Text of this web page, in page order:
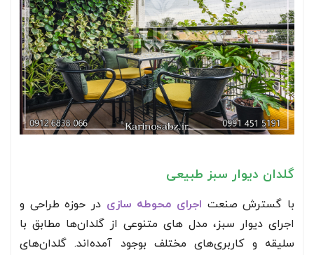
گلدان دیوار سبز طبیعی
با گسترش صنعت اجرای محوطه سازی در حوزه طراحی و
اجرای دیوار سبز، مدل های متنوعی از گلدان‌ها مطابق با
سلیقه و کاربری‌های مختلف بوجود آمده‌اند. گلدان‌های